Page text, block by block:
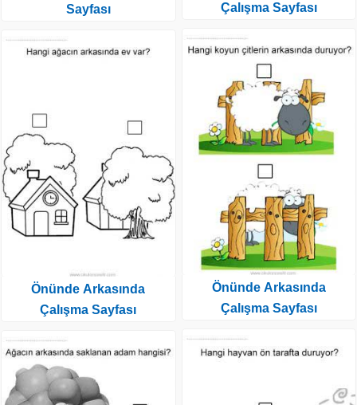
Sayfası
Önünde Arkasında
Çalışma Sayfası
Çalışma Sayfası
Önünde Arkasında
Çalışma Sayfası